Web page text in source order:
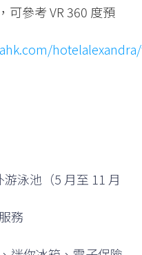
可參考 VR 360 度預
泳池（5 月至 11 月
務